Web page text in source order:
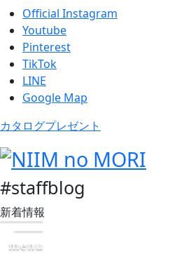
Official Instagram
Youtube
Pinterest
TikTok
LINE
Google Map
カタログプレゼント
#staffblog
新着情報